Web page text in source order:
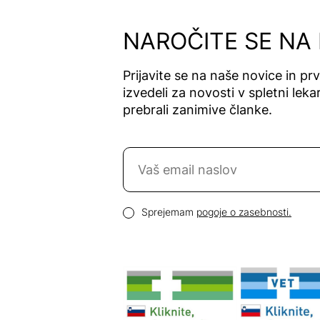
Alga Maris
Algea
Algena
Alhydran
Alkaloid
Allergika
Allergodil
Allpresan
Alter
Heideschäfer
Amos Vital
NAROČITE SE NA
Prijavite se na naše novice in
izvedeli za novosti v spletni
prebrali zanimive članke.
Naročite se na novice
Pogoji zasebnosti
Sprejemam pogoje o zasebnosti.